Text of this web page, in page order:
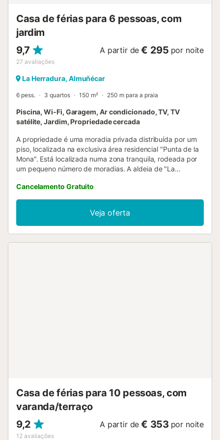
r...
Casa de férias para 6 pessoas, com
jardim
9,7
27 avaliações
A partir de € 295 por noite
La Herradura, Almuñécar
6 pess. 3 quartos 150 m² 250 m para a praia
Piscina, Wi-Fi, Garagem, Ar condicionado, TV, TV
satélite, Jardim, Propriedade cercada
A propriedade é uma moradia privada distribuída por um
piso, localizada na exclusiva área residencial "Punta de la
Mona". Está localizada numa zona tranquila, rodeada por
um pequeno número de moradias. A aldeia de "La
torna num local ideal para desfrutar de umas férias
relaxantes e perto de todas as comodidades. EXTERIOR O
terreno, com 1000 m2 e uma grande piscina, mistura
harmoniosamente as fantásticas vistas do mar com a
montanha. Os proprietários preservaram o jardim nativo ao
Cancelamento Gratuito
Veja oferta
Casa de férias para 10 pessoas, com
varanda/terraço
9,2
12 avaliações
A partir de € 353 por noite